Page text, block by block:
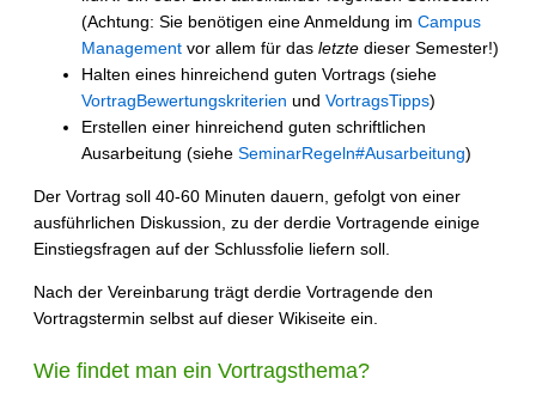
(Achtung: Sie benötigen eine Anmeldung im Campus
Management vor allem für das letzte dieser Semester!)
Halten eines hinreichend guten Vortrags (siehe
VortragBewertungskriterien und VortragsTipps)
Erstellen einer hinreichend guten schriftlichen
Ausarbeitung (siehe SeminarRegeln#Ausarbeitung)
Der Vortrag soll 40-60 Minuten dauern, gefolgt von einer
ausführlichen Diskussion, zu der derdie Vortragende einige
Einstiegsfragen auf der Schlussfolie liefern soll.
Nach der Vereinbarung trägt derdie Vortragende den
Vortragstermin selbst auf dieser Wikiseite ein.
Wie findet man ein Vortragsthema?